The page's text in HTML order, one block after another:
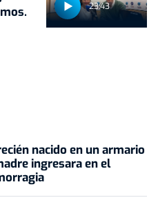
23:43
nacido en un armario
ingresara en el